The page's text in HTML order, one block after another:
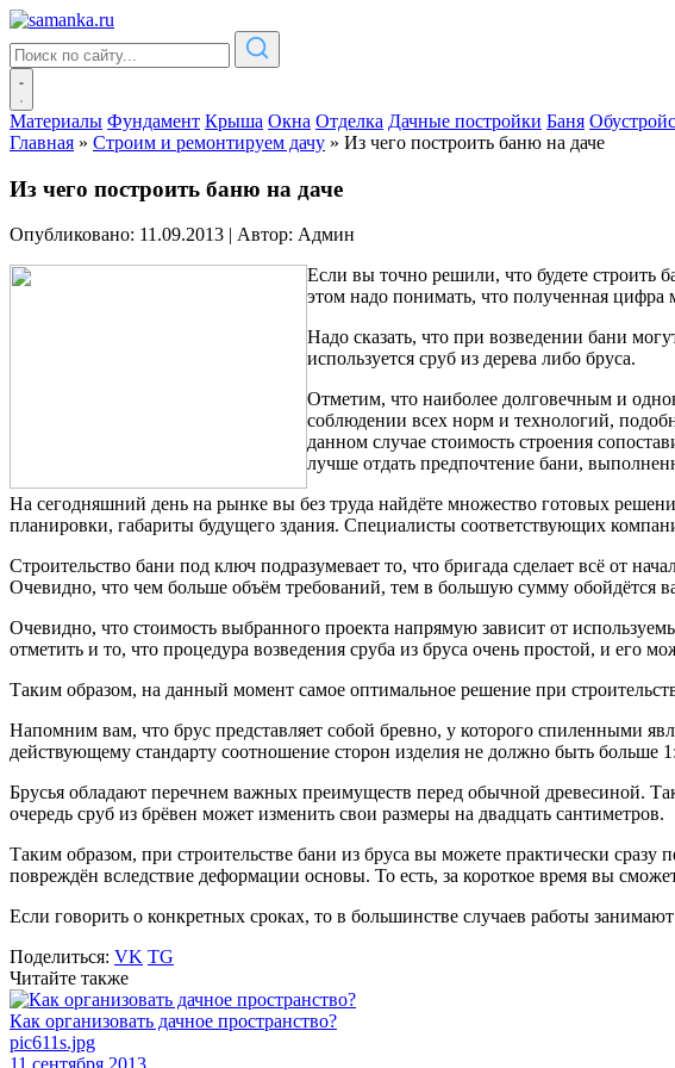
Материалы Фундамент Крыша Окна Отделка Дачные постройки Баня
Главная » Строим и ремонтируем дачу » Из чего построить баню на даче
Из чего построить баню на даче
Опубликовано: 11.09.2013 | Автор: Админ
Если вы точно решили, что будете строить
этом надо понимать, что полученная
Надо сказать, что при возведении бани
используется сруб из дерева либо бруса.
Отметим, что наиболее долговечным и
соблюдении всех норм и технологий,
данном случае стоимость строения
лучше отдать предпочтение бани,
На сегодняшний день на рынке вы без труда найдёте множество готовых
планировки, габариты будущего здания. Специалисты соответствующих
Строительство бани под ключ подразумевает то, что бригада сделает всё от
Очевидно, что чем больше объём требований, тем в большую сумму обойдётся
Очевидно, что стоимость выбранного проекта напрямую зависит от
отметить и то, что процедура возведения сруба из бруса очень простой, и
Таким образом, на данный момент самое оптимальное решение при
Напомним вам, что брус представляет собой бревно, у которого спиленными
действующему стандарту соотношение сторон изделия не должно быть больше
Брусья обладают перечнем важных преимуществ перед обычной древесиной.
очередь сруб из брёвен может изменить свои размеры на двадцать сантиметров.
Таким образом, при строительстве бани из бруса вы можете практически
повреждён вследствие деформации основы. То есть, за короткое время вы
Если говорить о конкретных сроках, то в большинстве случаев работы
Поделиться: VK TG
Читайте также
Как организовать дачное пространство?
pic611s.jpg